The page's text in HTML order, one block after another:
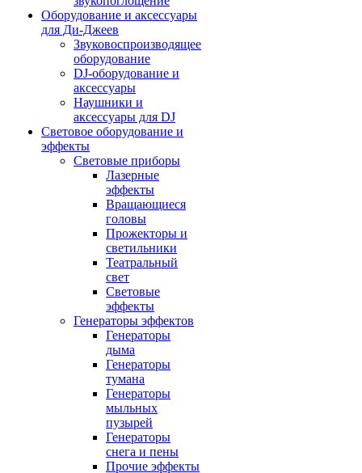
Оборудование и аксессуары
для Ди-Джеев
Звуковоспроизводящее
оборудование
DJ-оборудование и
аксессуары
Наушники и
аксессуары для DJ
Световое оборудование и
эффекты
Световые приборы
Лазерные
эффекты
Вращающиеся
головы
Прожекторы и
светильники
Театральный
свет
Световые
эффекты
Генераторы эффектов
Генераторы
дыма
Генераторы
тумана
Генераторы
мыльных
пузырей
Генераторы
снега и пены
Прочие эффекты